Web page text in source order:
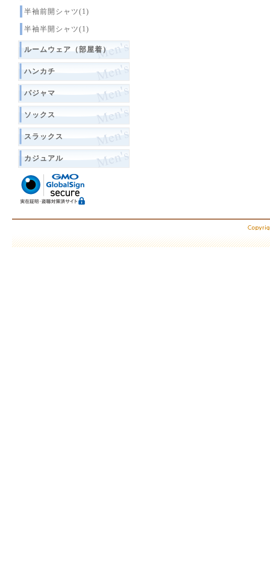
半袖前開シャツ(1)
半袖半開シャツ(1)
ルームウェア（部屋着）
ハンカチ
パジャマ
ソックス
スラックス
カジュアル